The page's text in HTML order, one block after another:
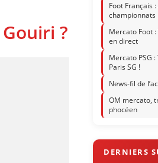
?
Foot Français
championnats
Mercato Foot
en direct
Mercato PSG
Paris SG !
News-fil de
OM mercato,
phocéen